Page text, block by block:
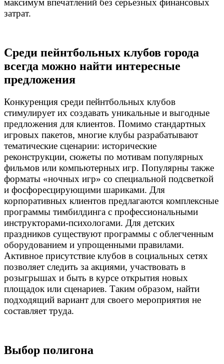
максимум впечатлений без серьезных финансовых
затрат.
Среди пейнтбольных клубов города
всегда можно найти интересные
предложения
Конкуренция среди пейнтбольных клубов
стимулирует их создавать уникальные и выгодные
предложения для клиентов. Помимо стандартных
игровых пакетов, многие клубы разрабатывают
тематические сценарии: исторические
реконструкции, сюжеты по мотивам популярных
фильмов или компьютерных игр. Популярны также
форматы «ночных игр» со специальной подсветкой
и фосфоресцирующими шариками. Для
корпоративных клиентов предлагаются комплексные
программы тимбилдинга с профессиональными
инструкторами-психологами. Для детских
праздников существуют программы с облегченным
оборудованием и упрощенными правилами.
Активное присутствие клубов в социальных сетях
позволяет следить за акциями, участвовать в
розыгрышах и быть в курсе открытия новых
площадок или сценариев. Таким образом, найти
подходящий вариант для своего мероприятия не
составляет труда.
Выбор полигона